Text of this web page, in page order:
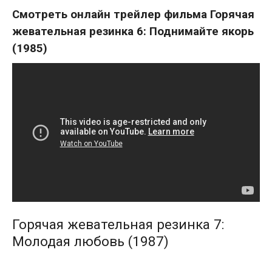
Смотреть онлайн трейлер фильма Горячая
жевательная резинка 6: Поднимайте якорь
(1985)
Горячая жевательная резинка 7:
Молодая любовь (1987)